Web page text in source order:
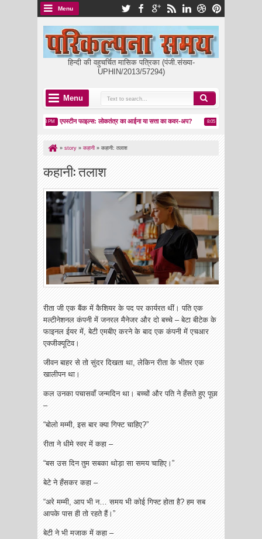
Menu
हिन्दी की वहुचर्चित मासिक पत्रिका (पंजी.संख्या-
UPHIN/2013/57294)
Menu
एपस्टीन फाइल्स: लोकतंत्र का आईना या सत्ता का कवर-अप? 8:05 PM मकर संक्रांति:
» story » कहानी » कहानी: तलाश
कहानी: तलाश
रीता जी एक बैंक में कैशियर के पद पर कार्यरत थीं। पति एक
मल्टीनेशनल कंपनी में जनरल मैनेजर और दो बच्चे – बेटा बीटेक के
फाइनल ईयर में, बेटी एमबीए करने के बाद एक कंपनी में एचआर
एक्जीक्यूटिव।
जीवन बाहर से तो सुंदर दिखता था, लेकिन रीता के भीतर एक
खालीपन था।
कल उनका पचासवाँ जन्मदिन था। बच्चों और पति ने हँसते हुए पूछा
–
“बोलो मम्मी, इस बार क्या गिफ्ट चाहिए?”
रीता ने धीमे स्वर में कहा –
“बस उस दिन तुम सबका थोड़ा सा समय चाहिए।”
बेटे ने हँसकर कहा –
“अरे मम्मी, आप भी न… समय भी कोई गिफ्ट होता है? हम सब
आपके पास ही तो रहते हैं।”
बेटी ने भी मजाक में कहा –